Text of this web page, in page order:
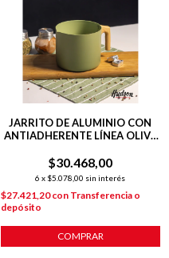
JARRITO DE ALUMINIO CON
ANTIADHERENTE LÍNEA OLIVE
$30.468,00
6 x $5.078,00 sin interés
$27.421,20con Transferencia o
depósito
COMPRAR